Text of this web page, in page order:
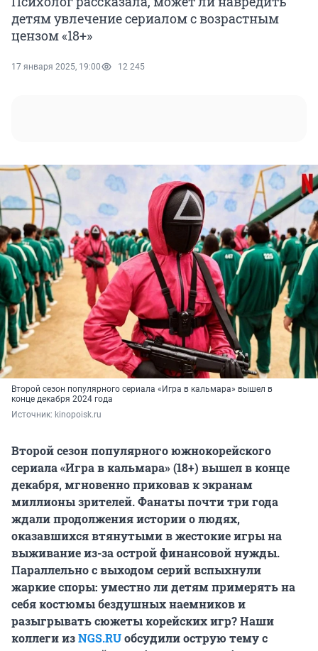
детям увлечение сериалом с возрастным
цензом «18+»
17 января 2025, 19:00 12 245
Второй сезон популярного сериала «Игра в кальмара» вышел в
конце декабря 2024 года
Источник: kinopoisk.ru
Второй сезон популярного южнокорейского
сериала «Игра в кальмара» (18+) вышел в конце
декабря, мгновенно приковав к экранам
миллионы зрителей. Фанаты почти три года
ждали продолжения истории о людях,
оказавшихся втянутыми в жестокие игры на
выживание из-за острой финансовой нужды.
Параллельно с выходом серий вспыхнули
жаркие споры: уместно ли детям примерять на
себя костюмы бездушных наемников и
разыгрывать сюжеты корейских игр? Наши
коллеги изNGS.RUобсудили острую тему с